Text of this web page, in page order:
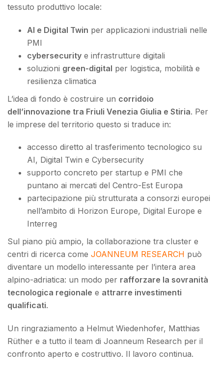
tessuto produttivo locale:
AI e Digital Twin per applicazioni industriali nelle
PMI
cybersecurity e infrastrutture digitali
soluzioni green-digital per logistica, mobilità e
resilienza climatica
L’idea di fondo è costruire un corridoio
dell’innovazione tra Friuli Venezia Giulia e Stiria. Per
le imprese del territorio questo si traduce in:
accesso diretto al trasferimento tecnologico su
AI, Digital Twin e Cybersecurity
supporto concreto per startup e PMI che
puntano ai mercati del Centro-Est Europa
partecipazione più strutturata a consorzi europei
nell’ambito di Horizon Europe, Digital Europe e
Interreg
Sul piano più ampio, la collaborazione tra cluster e
centri di ricerca come JOANNEUM RESEARCH può
diventare un modello interessante per l’intera area
alpino-adriatica: un modo per rafforzare la sovranità
tecnologica regionale e attrarre investimenti
qualificati.
Un ringraziamento a Helmut Wiedenhofer, Matthias
Rüther e a tutto il team di Joanneum Research per il
confronto aperto e costruttivo. Il lavoro continua.